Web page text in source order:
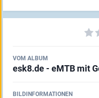
VOM ALBUM
esk8.de - eMTB mit
BILDINFORMATIONEN